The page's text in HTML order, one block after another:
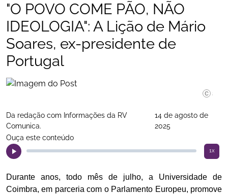
"O POVO COME PÃO, NÃO
IDEOLOGIA": A Lição de Mário
Soares, ex-presidente de
Portugal
Andreia
Da redação com Informações da RV
Comunica.
14 de agosto de
2025
Ouça este conteúdo
1x
Durante anos, todo mês de julho, a Universidade de
Coimbra, em parceria com o Parlamento Europeu, promove